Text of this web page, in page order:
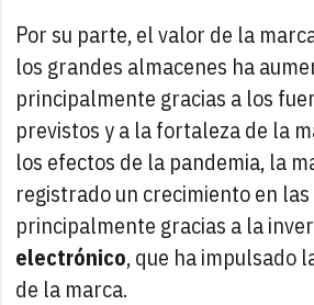
Por su parte, el valor de la
los grandes almacenes ha
principalmente gracias a los
previstos y a la fortaleza de la
los efectos de la pandemia, la
registrado un crecimiento en
principalmente gracias a la
electrónico, que ha impulsado
de la marca.